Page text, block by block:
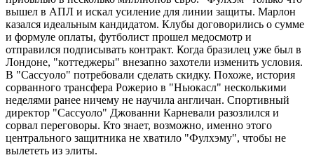
вышел в АПЛ и искал усиление для линии защиты. Марлон
казался идеальным кандидатом. Клубы договорились о сумме
и формуле оплаты, футболист прошел медосмотр и
отправился подписывать контракт. Когда бразилец уже был в
Лондоне, "коттеджеры" внезапно захотели изменить условия.
В "Сассуоло" потребовали сделать скидку. Похоже, история
сорванного трансфера Рожерио в "Ньюкасл" несколькими
неделями ранее ничему не научила англичан. Спортивный
директор "Сассуоло" Джованни Карневали разозлился и
сорвал переговоры. Кто знает, возможно, именно этого
центрального защитника не хватило "Фулхэму", чтобы не
вылететь из элиты.